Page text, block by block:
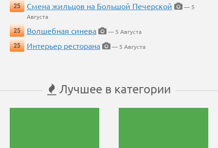
25
Смена жильцов на Большой Печерской
— 5
Августа
25
Волшебная синева
— 5 Августа
25
Интерьер ресторана — 5 Августа
Лучшее в категории